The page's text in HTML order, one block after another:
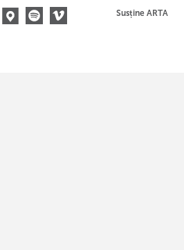
Susține ARTA